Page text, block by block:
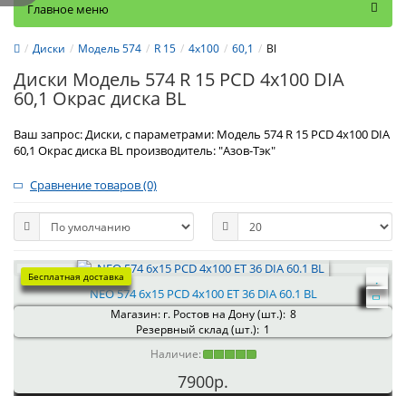
Главное меню
Диски Модель 574 R 15 4x100 60,1 Bl
Диски Модель 574 R 15 PCD 4x100 DIA
60,1 Окрас диска BL
Ваш запрос: Диски, с параметрами: Модель 574 R 15 PCD 4x100 DIA
60,1 Окрас диска BL производитель: "Азов-Тэк"
Сравнение товаров (0)
Бесплатная доставка
NEO 574 6x15 PCD 4x100 ET 36 DIA 60.1 BL
Магазин: г. Ростов на Дону (шт.): 8
Резервный склад (шт.): 1
Наличие:
7900р.